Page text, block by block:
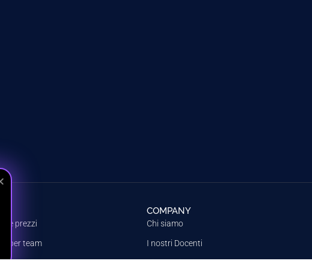
e prezzi
per team
COMPANY
Chi siamo
I nostri Docenti